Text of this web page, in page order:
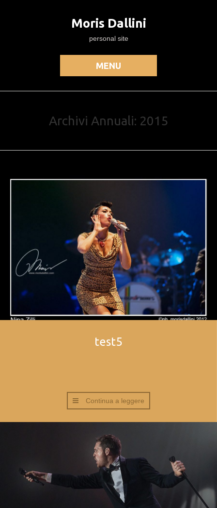
Moris Dallini
personal site
MENU
Archivi Annuali: 2015
test5
Continua a leggere